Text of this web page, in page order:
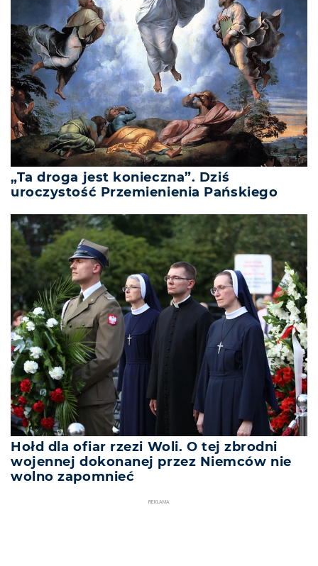
„Ta droga jest konieczna”. Dziś
uroczystość Przemienienia Pańskiego
Hołd dla ofiar rzezi Woli. O tej zbrodni
wojennej dokonanej przez Niemców nie
wolno zapomnieć
REKLAMA